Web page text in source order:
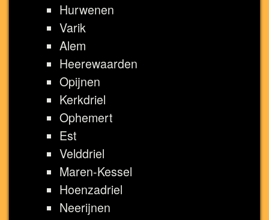
Hurwenen
Varik
Alem
Heerewaarden
Opijnen
Kerkdriel
Ophemert
Est
Velddriel
Maren-Kessel
Hoenzadriel
Neerijnen